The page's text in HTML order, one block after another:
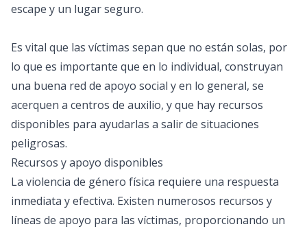
escape y un lugar seguro.
Es vital que las víctimas sepan que no están solas, por
lo que es importante que en lo individual, construyan
una buena red de apoyo social y en lo general, se
acerquen a centros de auxilio, y que hay recursos
disponibles para ayudarlas a salir de situaciones
peligrosas.
Recursos y apoyo disponibles
La violencia de género física requiere una respuesta
inmediata y efectiva. Existen numerosos recursos y
líneas de apoyo para las víctimas, proporcionando un